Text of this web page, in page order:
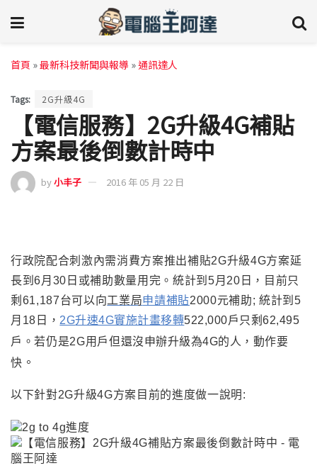
首頁 »最新科技新聞與報導 »通訊達人
Tags: 2G升級4G
【電信服務】2G升級4G補貼
方案最後倒數計時中
by小丰子 2016 年 05 月 22 日
行政院配合刺激內需消費方案推出補貼2G升級4G方案延
長到6月30日或補助數量用完 。統計到5月20日 ， 目前只
剩61,187台可以向工業局申請補貼2000元補助; 統計到5
月18日
， 2G升速4G實施計畫移轉522,000戶只剩62,495
戶 。若仍是2G用戶但還沒申辦升級為4G的人， 動作要
快 。
以下針對2G升級4G方案目前的進度做一說明: